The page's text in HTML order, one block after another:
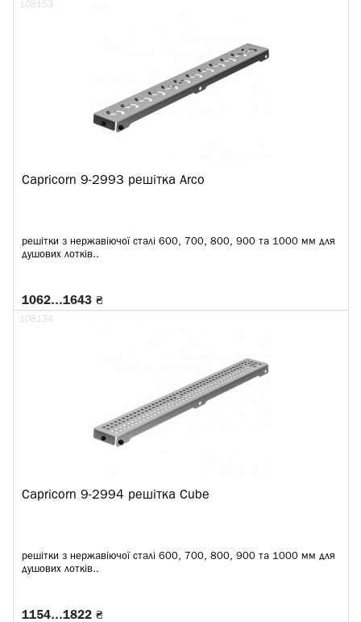
Capricorn 9-2993 решітка Arco
решітки з нержавіючої сталі 600, 700, 800, 900 та 1000 мм для
душових лотків..
108153
1062…1643 ₴
Capricorn 9-2994 решітка Cube
решітки з нержавіючої сталі 600, 700, 800, 900 та 1000 мм для
душових лотків..
108134
1154…1822 ₴